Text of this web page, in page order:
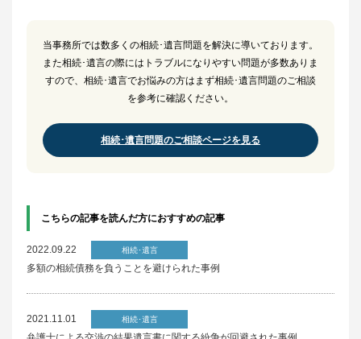
当事務所では数多くの相続･遺言問題を解決に導いております。
また相続･遺言の際にはトラブルになりやすい問題が多数ありま
すので、相続･遺言でお悩みの方はまず相続･遺言問題のご相談
を参考に確認ください。
相続･遺言問題のご相談ページを見る
こちらの記事を読んだ方におすすめの記事
2022.09.22 相続･遺言
多額の相続債務を負うことを避けられた事例
2021.11.01 相続･遺言